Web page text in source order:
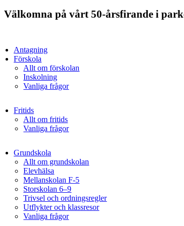
Hoppa
Välkomna på vårt 50-årsfirande i
Antagning
Förskola
Allt om förskolan
Inskolning
Vanliga frågor
Fritids
Allt om fritids
Vanliga frågor
Grundskola
Allt om grundskolan
Elevhälsa
Mellanskolan F-5
Storskolan 6–9
Trivsel och ordningsregler
Utflykter och klassresor
Vanliga frågor